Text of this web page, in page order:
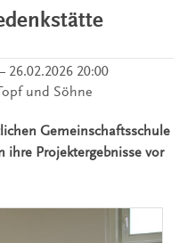
26.02.2026 20:00
und Söhne
Gemeinschaftsschule
ihre Projektergebnisse vor